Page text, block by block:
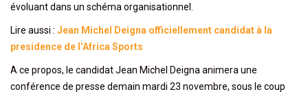
évoluant dans un schéma organisationnel.
Lire aussi : Jean Michel Deigna officiellement candidat à la
presidence de l’Africa Sports
A ce propos, le candidat Jean Michel Deigna animera une
conférence de presse demain mardi 23 novembre, sous le coup